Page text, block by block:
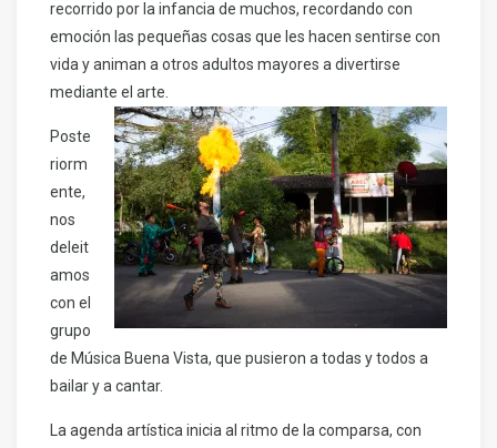
recorrido por la infancia de muchos, recordando con
emoción las pequeñas cosas que les hacen sentirse con
vida y animan a otros adultos mayores a divertirse
mediante el arte.
Poste
riorm
ente,
nos
deleit
amos
con el
grupo
de Música Buena Vista, que pusieron a todas y todos a
bailar y a cantar.
La agenda artística inicia al ritmo de la comparsa, con